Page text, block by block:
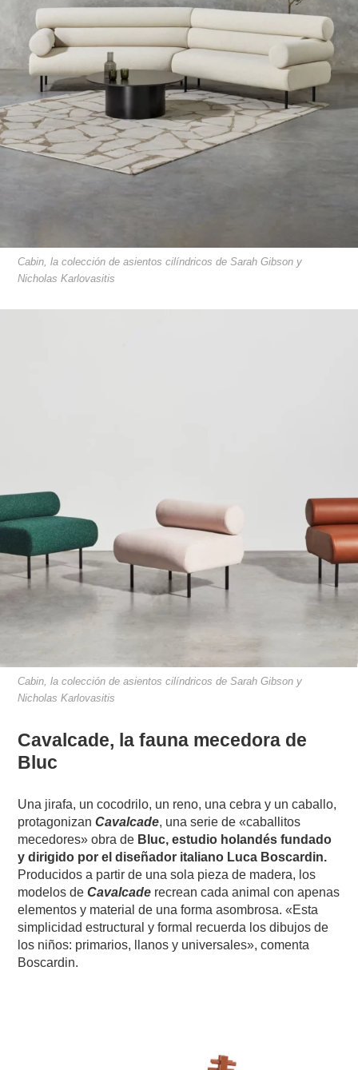
Cabin, la colección de asientos cilíndricos de Sarah Gibson y
Nicholas Karlovasitis
Cabin, la colección de asientos cilíndricos de Sarah Gibson y
Nicholas Karlovasitis
Cavalcade, la fauna mecedora de
Bluc
Una jirafa, un cocodrilo, un reno, una cebra y un caballo,
protagonizanCavalcade, una serie de «caballitos
mecedores» obra de Bluc, estudio holandés fundado
y dirigido por el diseñador italiano Luca Boscardin.
Producidos a partir de una sola pieza de madera, los
modelos deCavalcade recrean cada animal con apenas
elementos y material de una forma asombrosa. «Esta
simplicidad estructural y formal recuerda los dibujos de
los niños: primarios, llanos y universales», comenta
Boscardin.